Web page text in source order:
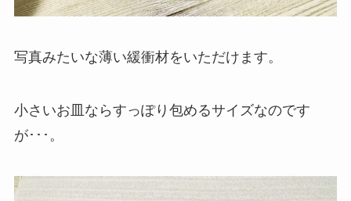
写真みたいな薄い緩衝材をいただけます。
小さいお皿ならすっぽり包めるサイズなのです
が･･･。